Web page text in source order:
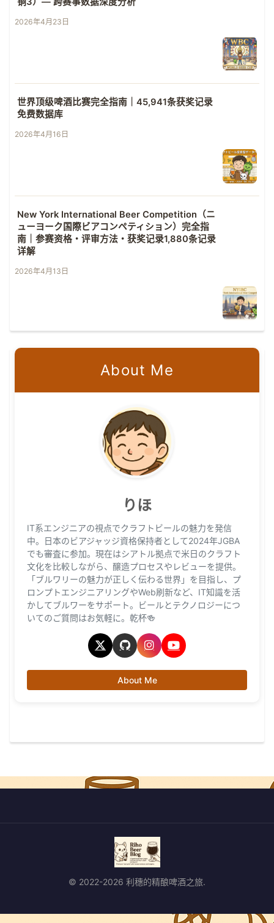
2026年4月23日
世界顶级啤酒比赛完全指南｜45,941条获奖记录
免费数据库
2026年4月16日
New York International Beer Competition（ニ
ューヨーク国際ビアコンペティション）完全指
南｜参赛资格・评审方法・获奖记录1,880条记录
详解
2026年4月13日
About Me
りほ
IT系エンジニアの視点でクラフトビールの魅力を発信
中。日本のビアジャッジ資格保持者として2024年JGBA
でも審査に参加。現在はシアトル拠点で米日のクラフト
文化を比較しながら、醸造プロセスやレビューを提供。
「ブルワリーの魅力が正しく伝わる世界」を目指し、プ
ロンプトエンジニアリングやWeb刷新など、IT知識を活
かしてブルワーをサポート。ビールとテクノロジーにつ
いてのご質問はお気軽に。乾杯🍻
About Me
© 2022-2026 利穗的精酿啤酒之旅.